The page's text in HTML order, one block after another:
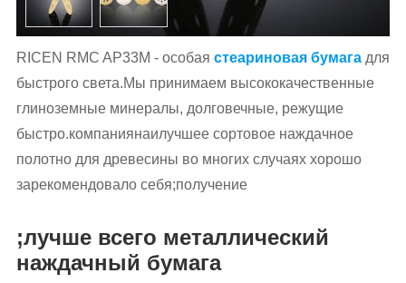
RICEN RMC AP33M - особая стеариновая бумага для
быстрого света.Мы принимаем высококачественные
глиноземные минералы, долговечные, режущие
быстро.компаниянаилучшее сортовое наждачное
полотно для древесины во многих случаях хорошо
зарекомендовало себя;получение
;лучше всего металлический
наждачный бумага